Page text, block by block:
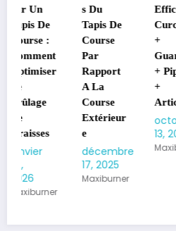
s Du
Tapis De
Course
Par
Rapport
Course
e
décembre
Maxiburner
Curcuma
+
+ Pipérine
Artichaut
octobre
Maxiburner